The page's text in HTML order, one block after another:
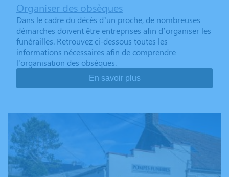
Organiser des obsèques
Dans le cadre du décès d’un proche, de nombreuses
démarches doivent être entreprises afin d’organiser les
funérailles. Retrouvez ci-dessous toutes les
informations nécessaires afin de comprendre
l'organisation des obsèques.
En savoir plus